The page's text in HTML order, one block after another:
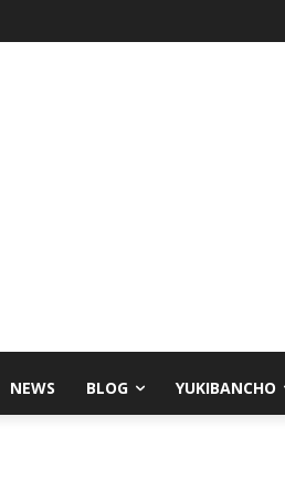
NEWS BLOG YUKIBANCHO